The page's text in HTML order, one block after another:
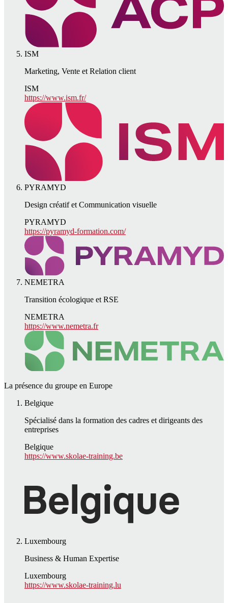
ISM
Marketing, Vente et Relation client
ISM
https://www.ism.fr/
PYRAMYD
Design créatif et Communication visuelle
PYRAMYD
https://pyramyd-formation.com/
NEMETRA
Transition écologique et RSE
NEMETRA
https://www.nemetra.fr
La présence du groupe en Europe
Belgique
Spécialisé dans la formation des cadres et dirigeants des
entreprises
Belgique
https://www.skolae-training.be
Luxembourg
Business & Human Expertise
Luxembourg
https://www.skolae-training.lu